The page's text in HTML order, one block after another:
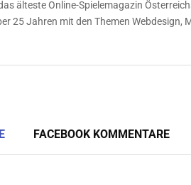
älteste Online-Spielemagazin
25 Jahren mit den Themen Webdesign,
FACEBOOK KOMMENTARE